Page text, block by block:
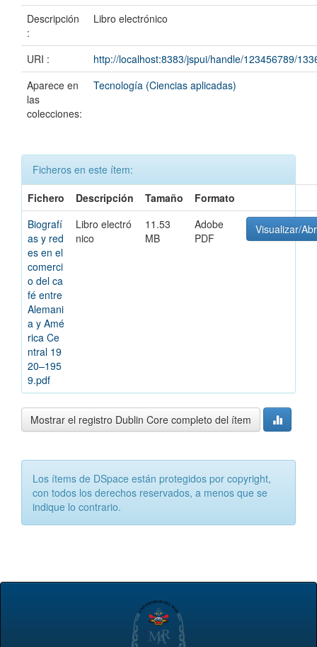
Descripción
:
Libro electrónico
URI :
http://localhost:8383/jspui/handle/123456789/
Aparece en
las
colecciones:
Tecnología (Ciencias aplicadas)
Ficheros en este ítem:
Fichero
Descripción Tamaño
Formato
Biografí
as y red
es en el
comerci
o del ca
fé entre
Alemani
a y Amé
rica Ce
ntral 19
20–195
9.pdf
Libro electró
nico
11.53
MB
Adobe
PDF
Visualizar/
Mostrar el registro Dublin Core completo del ítem
Los ítems de DSpace están protegidos por copyright,
con todos los derechos reservados, a menos que se
indique lo contrario.